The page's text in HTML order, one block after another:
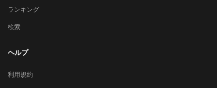
ランキング
検索
ヘルプ
利用規約